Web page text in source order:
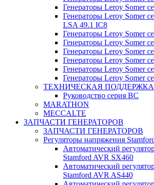
Генераторы Leroy Somer
Генераторы Leroy Somer
LSA 49.1 IC8
Генераторы Leroy Somer
Генераторы Leroy Somer
Генераторы Leroy Somer
Генераторы Leroy Somer
Генераторы Leroy Somer
Генераторы Leroy Somer
ТЕХНИЧЕСКАЯ ПОДДЕРЖКА
Руководство серия BC
MARATHON
MECCALTE
ЗАПЧАСТИ ГЕНЕРАТОРОВ
ЗАПЧАСТИ ГЕНЕРАТОРОВ
Регуляторы напряжения
Автоматический
Stamford AVR SX460
Автоматический
Stamford AVR AS440